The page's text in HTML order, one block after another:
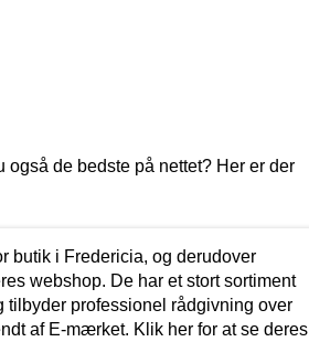
de bedste på nettet? Her er der
butik i Fredericia, og derudover
webshop. De har et stort sortiment
tilbyder professionel rådgivning over
af E-mærket. Klik her for at se deres